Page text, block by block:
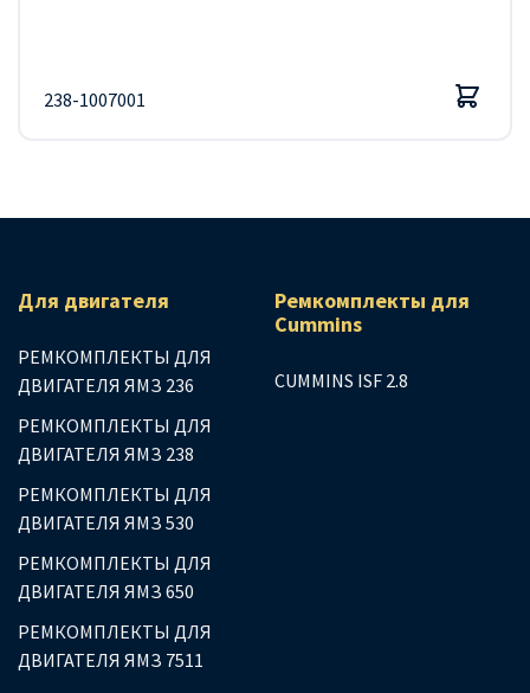
238-1007001
Для двигателя
РЕМКОМПЛЕКТЫ ДЛЯ
ДВИГАТЕЛЯ ЯМЗ 236
РЕМКОМПЛЕКТЫ ДЛЯ
ДВИГАТЕЛЯ ЯМЗ 238
РЕМКОМПЛЕКТЫ ДЛЯ
ДВИГАТЕЛЯ ЯМЗ 530
РЕМКОМПЛЕКТЫ ДЛЯ
ДВИГАТЕЛЯ ЯМЗ 650
РЕМКОМПЛЕКТЫ ДЛЯ
ДВИГАТЕЛЯ ЯМЗ 7511
Ремкомплекты для
Сummins
CUMMINS ISF 2.8